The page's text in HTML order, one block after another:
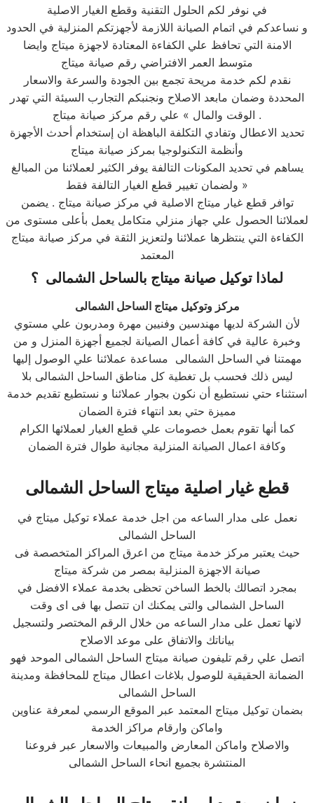
في نوفر لكم الحلول التقنية وقطع الغيار الاصلية
و نساعدكم في اتمام الصيانة اللازمة لأجهزتكم المنزلية في الحدود
الامنة التي تحافظ علي الكفاءة المعتادة لاجهزة ميتاج وايضا
متوسط العمر الافتراضي رقم صيانة ميتاج
نقدم لكم خدمة مريحة تجمع بين الجودة والسرعة والاسعار
المحددة وضمان مابعد الاصلاح ونجنبكم التجارب السيئة التي تهدر
الوقت والمال » علي رقم مركز صيانة ميتاج .
تحديد الاعطال وتفادي التكلفة الباهظة ان إستخدام أحدث الأجهزة
وأنظمة التكنولوجيا بمركز صيانة ميتاج
يساهم في تحديد المكونات التالفة يوفر الكثير لعملائنا من المبالغ
ولضمان تغيير قطع الغيار التالفة فقط »
توافر قطع غيار ميتاج الاصلية في مركز صيانة ميتاج . يضمن
لعملائنا الحصول علي جهاز منزلي متكامل يعمل بأعلى مستوى من
الكفاءة التي ينتظرها عملائنا ولتعزيز الثقة في مركز صيانة ميتاج
المعتمد
لماذا توكيل صيانة ميتاج بالساحل الشمالى ؟
مركز وتوكيل ميتاج الساحل الشمالى
لأن الشركة لديها مهندسين وفنيين مهرة ومدربون علي مستوي
وخبرة عالية في كافة أعمال الصيانة لجميع أجهزة المنزل و من
مهمتنا في الساحل الشمالى مساعدة عملائنا علي الوصول إليها
ليس ذلك فحسب بل تغطية كل مناطق الساحل الشمالى بلا
استثناء حتي نستطيع أن نكون بجوار عملائنا و نستطيع تقديم خدمة
مميزة حتي بعد انتهاء فترة الضمان
كما أنها تقوم بعمل خصومات علي قطع الغيار لعملائها الكرام
وكافة اعمال الصيانة المنزلية مجانية طوال فترة الضمان
قطع غيار اصلية ميتاج الساحل الشمالى
نعمل على مدار الساعه من اجل خدمة عملاء توكيل ميتاج في
الساحل الشمالى
حيث يعتبر مركز خدمة ميتاج من اعرق المراكز المتخصصة فى
صيانة الاجهزة المنزلية بمصر من شركة ميتاج
بمجرد اتصالك بالخط الساخن تحظى بخدمة عملاء الافضل في
الساحل الشمالى والتى يمكنك ان تتصل بها فى اى وقت
لانها تعمل على مدار الساعه من خلال الرقم المختصر ولتسجيل
بياناتك والاتفاق على موعد الاصلاح
اتصل علي رقم تليفون صيانة ميتاج الساحل الشمالى الموحد فهو
الضمانة الحقيقية للوصول بلاغات اعطال ميتاج للمحافظة ومدينة
الساحل الشمالى
بضمان توكيل ميتاج المعتمد عبر الموقع الرسمي لمعرفة عناوين
واماكن وارقام مراكز الخدمة
والاصلاح واماكن المعارض والمبيعات والاسعار عبر فروعنا
المنتشرة بجميع انحاء الساحل الشمالى